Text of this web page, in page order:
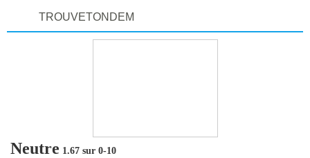
Comment Ça Marche ?
Comment Ça Marche ?
TROUVETONDEM
Neutre 1.67 sur 0-10